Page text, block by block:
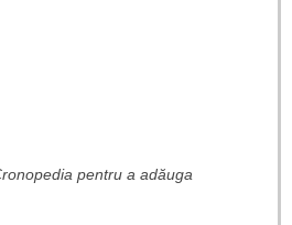
​​pentru a adăuga